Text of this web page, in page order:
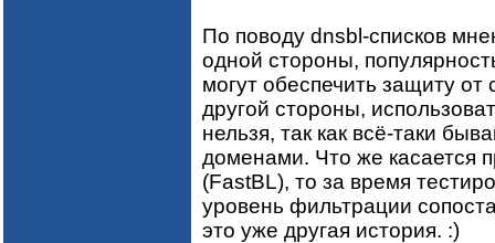
По поводу dnsbl-списков
одной стороны,
могут обеспечить защиту
другой стороны,
нельзя, так как всё-таки
доменами. Что же касается
(FastBL), то за время
уровень фильтрации
это уже другая история. :)